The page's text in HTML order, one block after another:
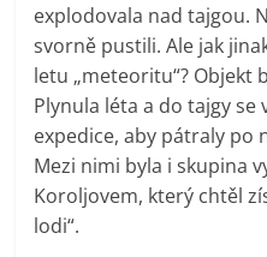
explodovala nad tajgou.
svorně pustili. Ale jak
letu „meteoritu“? Objekt
Plynula léta a do tajgy se
expedice, aby pátraly po
Mezi nimi byla i skupina
Koroljovem, který chtěl
lodi“.